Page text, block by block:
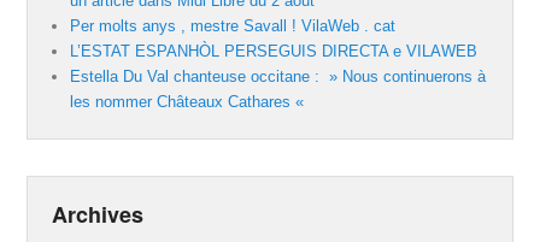
Per molts anys , mestre Savall ! VilaWeb . cat
L’ESTAT ESPANHÒL PERSEGUIS DIRECTA e VILAWEB
Estella Du Val chanteuse occitane : » Nous continuerons à
les nommer Châteaux Cathares «
Archives